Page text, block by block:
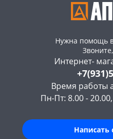
Нужна помощь
Интернет-
Время работы
Пн-Пт: 8.00 -
Написать